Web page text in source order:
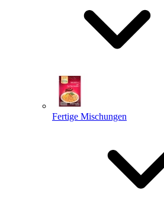
Fertige Mischungen